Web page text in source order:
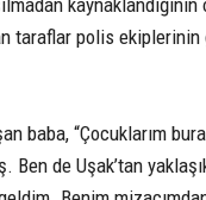
taraflar polis
baba, “Çocuklarım
Ben de Uşak’tan